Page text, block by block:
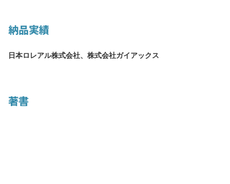
納品実績
日本ロレアル株式会社、株式会社ガイアックス
著書